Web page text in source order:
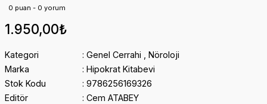
0 puan - 0 yorum
1.950,00₺
Kategori Genel Cerrahi
Nöroloji
Marka
Hipokrat Kitabevi
Stok Kodu
9786256169326
Editör
Cem ATABEY